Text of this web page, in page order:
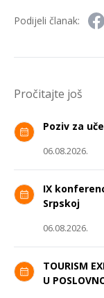
Podijeli članak:
Pročitajte još
Poziv za
06.08.2026.
IX
Srpskoj
06.08.2026.
TOURISM
U